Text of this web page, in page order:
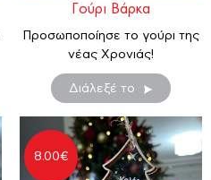
Γούρι Βάρκα
Προσωποποίησε το γούρι της
νέας Χρονιάς!
Διάλεξέ το
8.00€